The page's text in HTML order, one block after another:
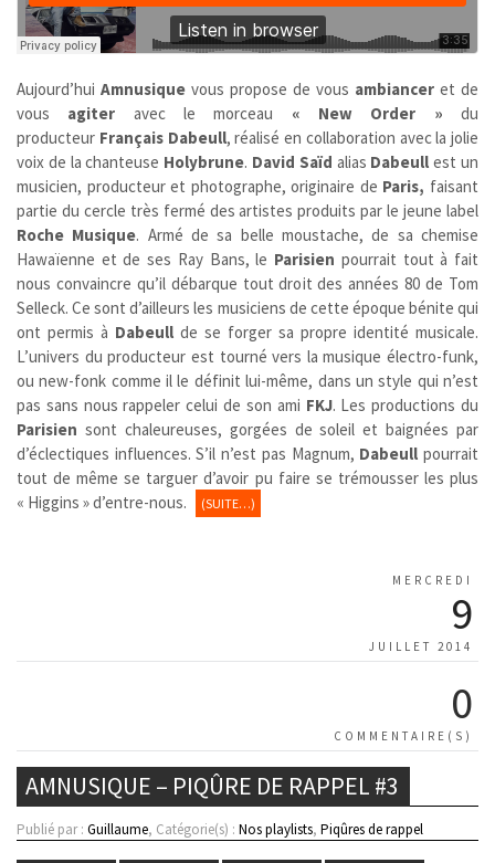
Aujourd’hui Amnusique vous propose de vous ambiancer et de
vous agiter avec le morceau « New Order » du
producteur Français Dabeull, réalisé en collaboration avec la jolie
voix de la chanteuse Holybrune. David Saïd alias Dabeullest un
musicien, producteur et photographe, originaire de Paris, faisant
partie du cercle très fermé des artistes produits par le jeune label
Roche Musique. Armé de sa belle moustache, de sa chemise
Hawaïenne et de ses Ray Bans, le Parisien pourrait tout à fait
nous convaincre qu’il débarque tout droit des années 80 de Tom
Selleck. Ce sont d’ailleurs les musiciens de cette époque bénite qui
ont permis à Dabeull de se forger sa propre identité musicale.
L’univers du producteur est tourné vers la musique électro-funk,
ou new-fonk comme il le définit lui-même, dans un style qui n’est
pas sans nous rappeler celui de son ami FKJ. Les productions du
Parisien sont chaleureuses, gorgées de soleil et baignées par
d’éclectiques influences. S’il n’est pas Magnum, Dabeull pourrait
tout de même se targuer d’avoir pu faire se trémousser les plus
« Higgins » d’entre-nous.
(SUITE…)
MERCREDI
9
JUILLET 2014
0
COMMENTAIRE(S)
AMNUSIQUE – PIQÛRE DE RAPPEL #3
Publié par : Guillaume, Catégorie(s) : Nos playlists, Piqûres de rappel